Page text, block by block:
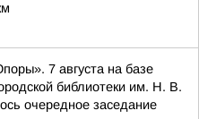
7 августа на базе
библиотеки им. Н. В.
очередное заседание